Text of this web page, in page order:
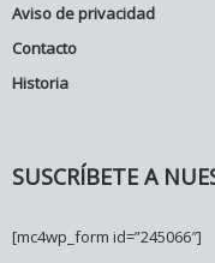
Aviso de privacidad
Contacto
Historia
SUSCRÍBETE A
[mc4wp_form id=”245066″]